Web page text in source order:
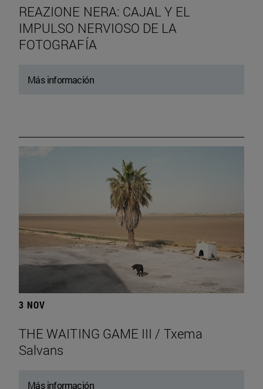
REAZIONE NERA: CAJAL Y EL
IMPULSO NERVIOSO DE LA
FOTOGRAFÍA
Más información
3 NOV
THE WAITING GAME III / Txema
Salvans
Más información